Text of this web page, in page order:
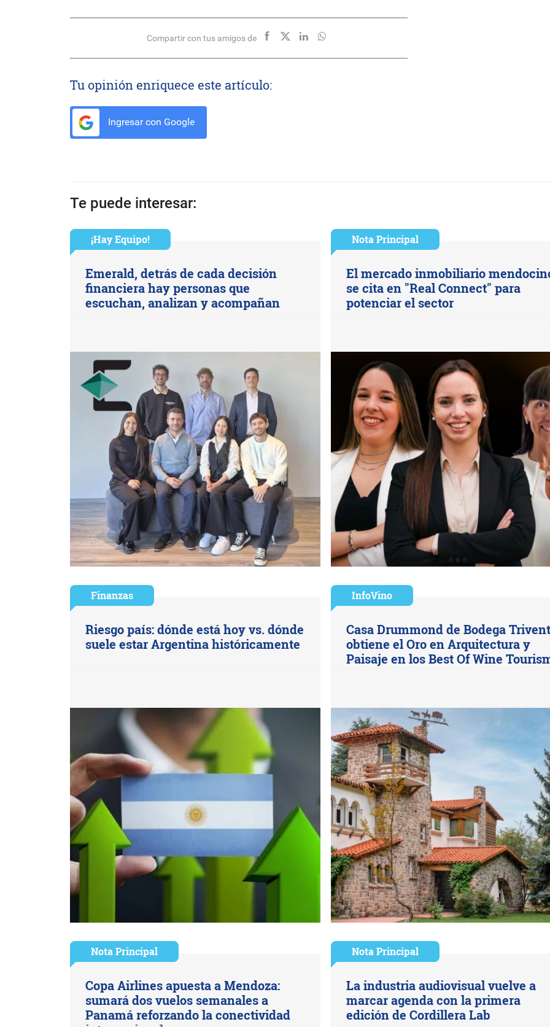
Compartir con tus amigos de
Tu opinión enriquece este artículo:
Ingresar con Google
Te puede interesar:
¡Hay Equipo!
Emerald, detrás de cada decisión
financiera hay personas que
escuchan, analizan y acompañan
Nota Principal
El mercado inmobiliario
se cita en "Real Connect" para
potenciar el sector
Finanzas
Riesgo país: dónde está hoy vs. dónde
suele estar Argentina históricamente
InfoVino
Casa Drummond de Bodega
obtiene el Oro en Arquitectura y
Paisaje en los Best Of Wine
Nota Principal
Copa Airlines apuesta a Mendoza:
sumará dos vuelos semanales a
Panamá reforzando la conectividad
Nota Principal
La industria audiovisual vuelve a
marcar agenda con la primera
edición de Cordillera Lab